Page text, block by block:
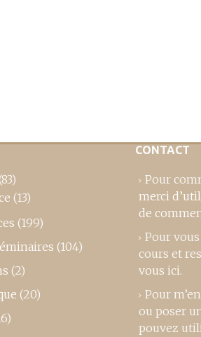
(13)
(199)
(104)
(2)
(20)
CONTACT
Pour
merci
de
Pour
cours et
vous ici.
Pour
ou poser
pouvez